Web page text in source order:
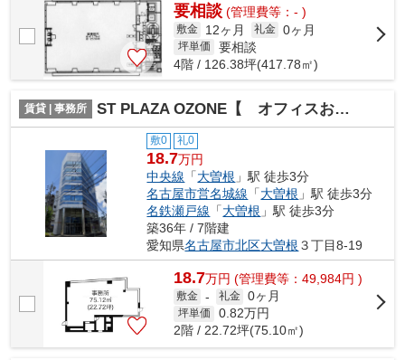
要相談 (管理費等：- )
敷金 12ヶ月 礼金 0ヶ月
坪単価
要相談
4階 / 126.38坪(417.78㎡)
賃貸 | 事務所 ST PLAZA OZONE【 オフィスおすすめ 】
敷0 礼0
18.7万円
中央線 「大曽根 」駅 徒歩3分
名古屋市営名城線 「大曽根 」駅 徒歩3分
名鉄瀬戸線 「大曽根 」駅 徒歩3分
築36年 / 7階建
愛知県名古屋市北区大曽根 ３丁目8-19
18.7万円 (管理費等：49,984円 )
敷金 - 礼金 0ヶ月
坪単価 0.82万円
2階 / 22.72坪(75.10㎡)